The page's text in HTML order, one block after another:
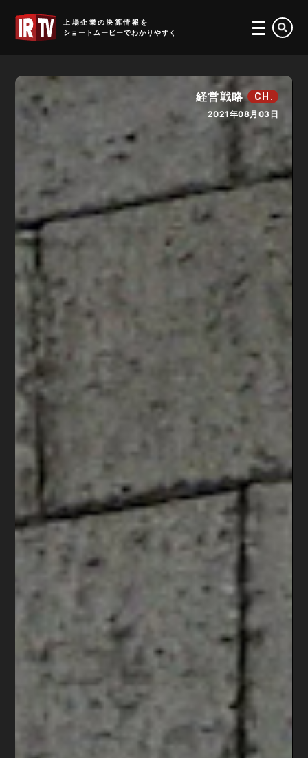
上場企業の決算情報を
ショートムービーでわかりやすく
経営戦略 CH.
2021年08月03日